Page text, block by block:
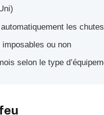
les
imposables ou non
selon le type